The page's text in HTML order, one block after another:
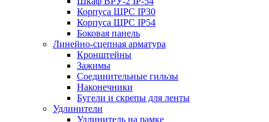
Корпуса ЩРС IP30
Корпуса ЩРС IP54
Боковая панель
Линейно-сцепная арматура
Кронштейны
Зажимы
Соединительные гильзы
Наконечники
Бугели и скрепы для ленты
Удлинители
Удлинитель на рамке